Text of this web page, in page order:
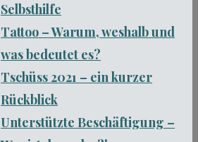
Selbsthilfe
Tattoo – Warum, weshalb und
was bedeutet es?
Tschüss 2021 – ein kurzer
Rückblick
Unterstützte Beschäftigung –